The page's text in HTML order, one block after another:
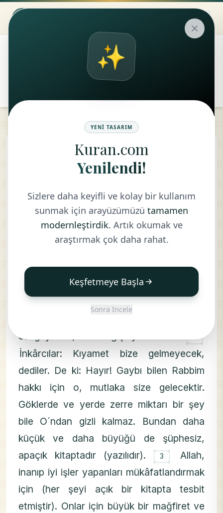
Sebe Suresi
TÜRKÇE - DIYANET VAKFI
Hamd, göklerde ve yerde bulunanların
Ahirette de hamd O´na mahsustur. O,
hikmet sahibidir, (her şeyden) haberi
olandır.۝
1
Yerin içine gireni ve ondan
esirgeyendir, bağışlayandır. ۝
İnkârcılar: Kıyamet bize gelmeyecek,
dediler. De ki: Hayır! Gaybı bilen Rabbim
hakkı için o, mutlaka size gelecektir.
Göklerde ve yerde zerre miktarı bir şey
bile O´ndan gizli kalmaz. Bundan daha
küçük ve daha büyüğü de şüphesiz,
apaçık kitaptadır (yazılıdır). ۝
3
Allah,
inanıp iyi işler yapanları mükâfatlandırmak
için (her şeyi açık bir kitapta tesbit
etmiştir). Onlar için büyük bir mağfiret ve
✨
YENI TASARIM
Kuran.com
Yenilendi!
Sizlere daha keyifli ve kolay bir kullanım
sunmak için arayüzümüzü tamamen
modernleştirdik. Artık okumak ve
araştırmak çok daha rahat.
Keşfetmeye Başla
Sonra İncele